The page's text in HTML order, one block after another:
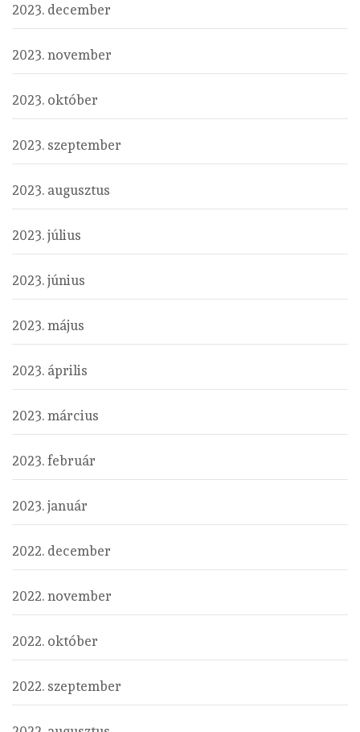
2023. december
2023. november
2023. október
2023. szeptember
2023. augusztus
2023. július
2023. június
2023. május
2023. április
2023. március
2023. február
2023. január
2022. december
2022. november
2022. október
2022. szeptember